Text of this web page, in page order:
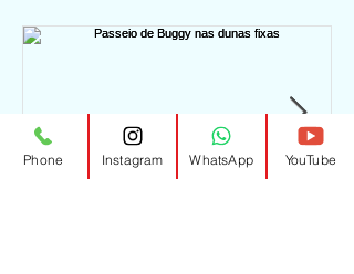
Phone Instagram WhatsApp YouTube